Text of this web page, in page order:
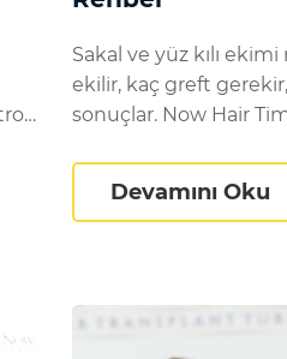
Nasıl Seçilir? Eksiksiz
Sakal ve yüz kılı ekimi
ekilir, kaç greft
sonuçlar. Now Hair
Devamını Oku